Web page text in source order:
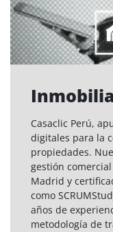
Casaclic Perú,
digitales para la
propiedades.
gestión
Madrid y
como
años de
metodología de